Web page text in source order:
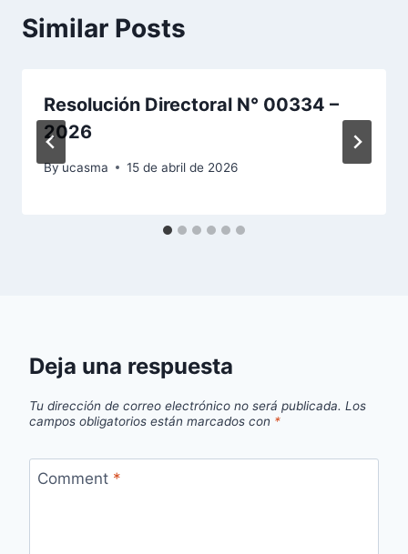
Similar Posts
Resolución Directoral N° 00334 –
2026
Byucasma 15 de abril de 2026
Deja una respuesta
Tu dirección de correo electrónico no será publicada. Los
campos obligatorios están marcados con *
Comment *